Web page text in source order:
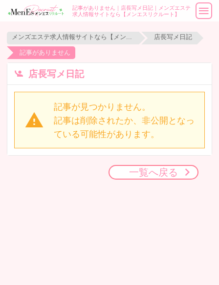
記事がありません｜店長写メ日記｜メンズエステ
求人情報サイトなら【メンエスリクルート】
店長写メ日記
記事がありません
店長写メ日記
記事が見つかりません。
記事は削除されたか、非公開となっ
ている可能性があります。
一覧へ戻る